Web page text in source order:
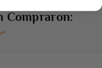
Compraron: